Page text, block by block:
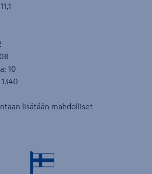
10
lisätään mahdolliset